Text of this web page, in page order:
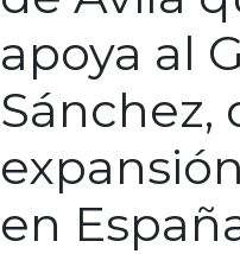
apoya al
Sánchez,
en